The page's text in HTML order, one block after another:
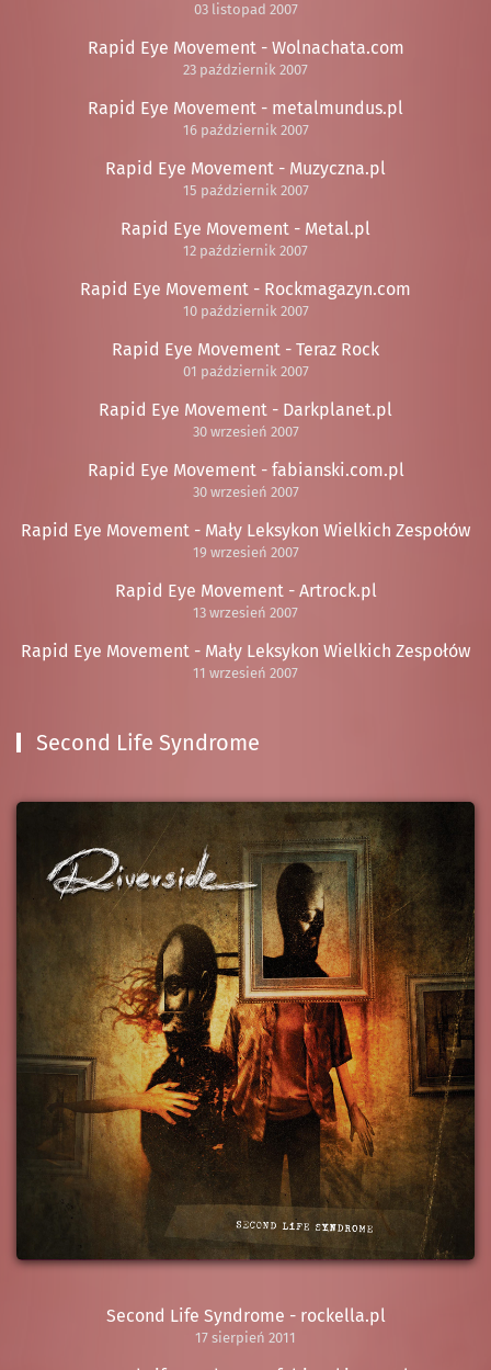
03 listopad 2007
Rapid Eye Movement - Wolnachata.com
23 październik 2007
Rapid Eye Movement - metalmundus.pl
16 październik 2007
Rapid Eye Movement - Muzyczna.pl
15 październik 2007
Rapid Eye Movement - Metal.pl
12 październik 2007
Rapid Eye Movement - Rockmagazyn.com
10 październik 2007
Rapid Eye Movement - Teraz Rock
01 październik 2007
Rapid Eye Movement - Darkplanet.pl
30 wrzesień 2007
Rapid Eye Movement - fabianski.com.pl
30 wrzesień 2007
Rapid Eye Movement - Mały Leksykon Wielkich Zespołów
19 wrzesień 2007
Rapid Eye Movement - Artrock.pl
13 wrzesień 2007
Rapid Eye Movement - Mały Leksykon Wielkich Zespołów
11 wrzesień 2007
Second Life Syndrome
Second Life Syndrome - rockella.pl
17 sierpień 2011